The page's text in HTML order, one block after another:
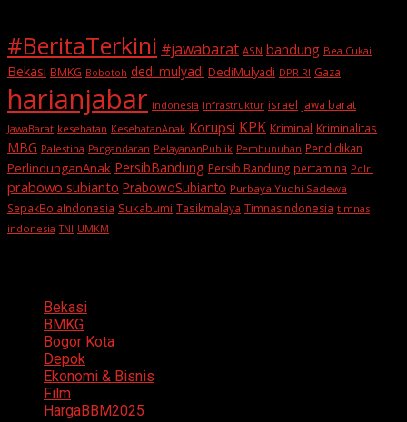
#BeritaTerkini #jawabarat ASN bandung Bea Cukai
Bekasi BMKG Bobotoh dedi mulyadi DediMulyadi DPR RI Gaza
harianjabar indonesia Infrastruktur israel jawa barat
JawaBarat kesehatan KesehatanAnak Korupsi KPK Kriminal Kriminalitas
MBG Palestina Pangandaran PelayananPublik Pembunuhan Pendidikan
PerlindunganAnak PersibBandung Persib Bandung pertamina Polri
prabowo subianto PrabowoSubianto Purbaya Yudhi Sadewa
SepakBolaIndonesia Sukabumi Tasikmalaya TimnasIndonesia timnas
indonesia TNI UMKM
Bekasi
BMKG
Bogor Kota
Depok
Ekonomi & Bisnis
Film
HargaBBM2025